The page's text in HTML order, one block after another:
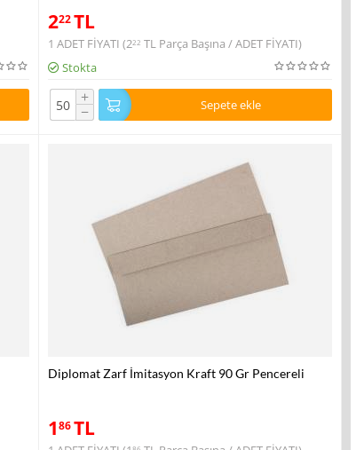
222TL
1 ADET FİYATI (222 TLParça Başına / ADET FİYATI)
Stokta
+
− Sepete ekle
Diplomat Zarf İmitasyon Kraft 90 Gr Pencereli
186TL